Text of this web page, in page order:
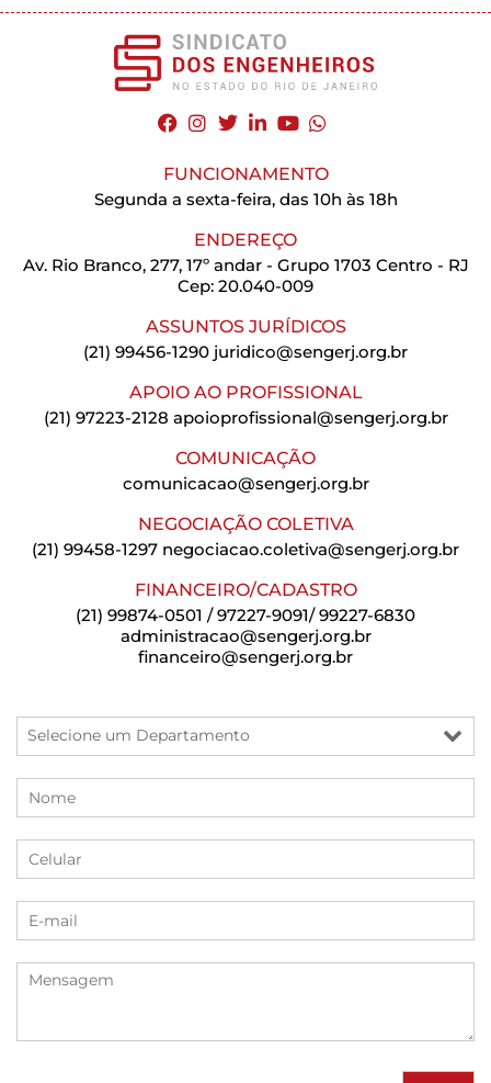
FUNCIONAMENTO
Segunda a sexta-feira, das 10h às 18h
ENDEREÇO
Av. Rio Branco, 277, 17º andar - Grupo 1703 Centro - RJ
Cep: 20.040-009
ASSUNTOS JURÍDICOS
(21) 99456-1290 juridico@sengerj.org.br
APOIO AO PROFISSIONAL
(21) 97223-2128 apoioprofissional@sengerj.org.br
COMUNICAÇÃO
comunicacao@sengerj.org.br
NEGOCIAÇÃO COLETIVA
(21) 99458-1297 negociacao.coletiva@sengerj.org.br
FINANCEIRO/CADASTRO
(21) 99874-0501 / 97227-9091/ 99227-6830
administracao@sengerj.org.br
financeiro@sengerj.org.br